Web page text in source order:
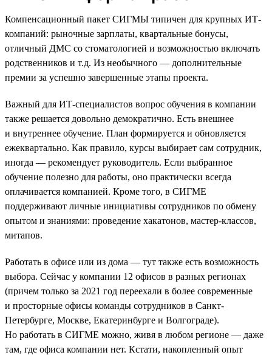
Компенсационный пакет СИГМЫ типичен для крупных ИТ-
компаний: рыночные зарплаты, квартальные бонусы,
отличный ДМС со стоматологией и возможностью включать
родственников и т.д. Из необычного — дополнительные
премии за успешно завершенные этапы проекта.
Важный для ИТ-специалистов вопрос обучения в компании
также решается довольно демократично. Есть внешнее
и внутреннее обучение. План формируется и обновляется
ежеквартально. Как правило, курсы выбирает сам сотрудник,
иногда — рекомендует руководитель. Если выбранное
обучение полезно для работы, оно практически всегда
оплачивается компанией. Кроме того, в СИГМЕ
поддерживают личные инициативы сотрудников по обмену
опытом и знаниями: проведение хакатонов, мастер-классов,
митапов.
Работать в офисе или из дома — тут также есть возможность
выбора. Сейчас у компании 12 офисов в разных регионах
(причем только за 2021 год переехали в более современные
и просторные офисы команды сотрудников в Санкт-
Петербурге, Москве, Екатеринбурге и Волгограде).
Но работать в СИГМЕ можно, живя в любом регионе — даже
там, где офиса компании нет. Кстати, накопленный опыт